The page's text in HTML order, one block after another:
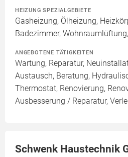
HEIZUNG SPEZIALGEBIETE
Gasheizung, Ölheizung,
Badezimmer,
ANGEBOTENE TÄTIGKEITEN
Wartung, Reparatur,
Austausch, Beratung,
Thermostat, Renovierung,
Ausbesserung / Reparatur,
Schwenk Haustechnik